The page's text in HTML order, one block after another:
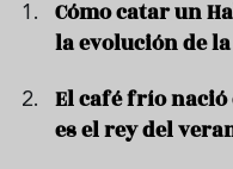
Cómo catar un
la evolución de
El café frío
es el rey del